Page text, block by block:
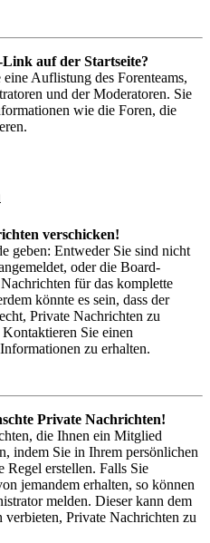
Link auf der Startseite?
Auflistung des Forenteams,
und der Moderatoren. Sie
wie die Foren, die
verschicken!
geben: Entweder Sie sind nicht
oder die Board-
für das komplette
könnte es sein, dass der
Private Nachrichten zu
Sie einen
zu erhalten.
Private Nachrichten!
die Ihnen ein Mitglied
indem Sie in Ihrem persönlichen
Regel erstellen. Falls Sie
jemandem erhalten, so können
melden. Dieser kann dem
Private Nachrichten zu